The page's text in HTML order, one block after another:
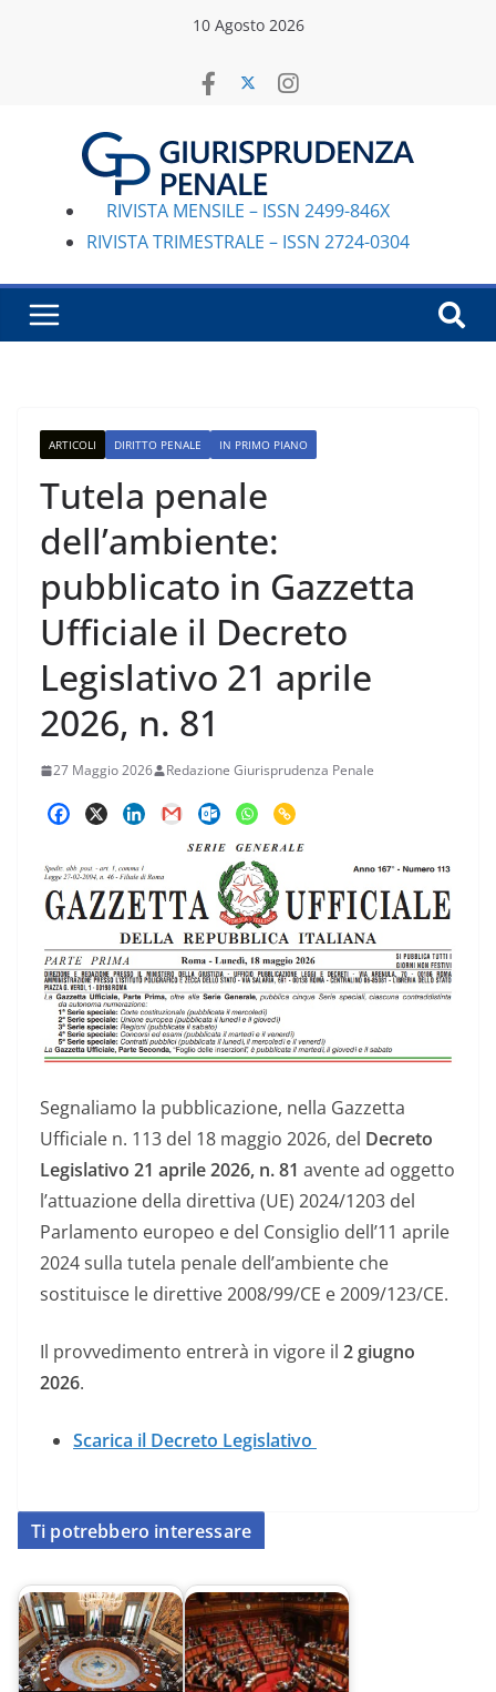
10 Agosto 2026
RIVISTA MENSILE – ISSN 2499-846X
RIVISTA TRIMESTRALE – ISSN 2724-0304
ARTICOLI DIRITTO PENALE IN PRIMO PIANO
Tutela penale
dell’ambiente:
pubblicato in Gazzetta
Ufficiale il Decreto
Legislativo 21 aprile
2026, n. 81
27 Maggio 2026 Redazione Giurisprudenza Penale
Segnaliamo la pubblicazione, nella Gazzetta
Ufficiale n. 113 del 18 maggio 2026, del Decreto
Legislativo 21 aprile 2026, n. 81 avente ad oggetto
l’attuazione della direttiva (UE) 2024/1203 del
Parlamento europeo e del Consiglio dell’11 aprile
2024 sulla tutela penale dell’ambiente che
sostituisce le direttive 2008/99/CE e 2009/123/CE.
Il provvedimento entrerà in vigore il 2 giugno
2026.
Scarica il Decreto Legislativo
Ti potrebbero interessare